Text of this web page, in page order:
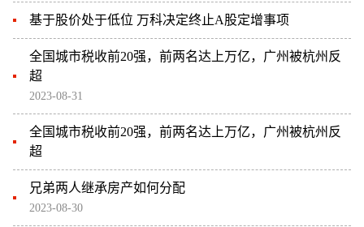
基于股价处于低位 万科决定终止A股定增事项
全国城市税收前20强，前两名达上万亿，广州被杭州反
超
2023-08-31
全国城市税收前20强，前两名达上万亿，广州被杭州反
超
兄弟两人继承房产如何分配
2023-08-30